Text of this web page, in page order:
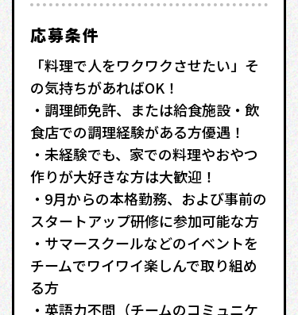
応募条件
「料理で人をワクワクさせたい」そ
の気持ちがあればOK！
・調理師免許、または給食施設・飲
食店での調理経験がある方優遇！
・未経験でも、家での料理やおやつ
作りが大好きな方は大歓迎！
・9月からの本格勤務、および事前の
スタートアップ研修に参加可能な方
・サマースクールなどのイベントを
チームでワイワイ楽しんで取り組め
る方
・英語力不問（チームのコミュニケ